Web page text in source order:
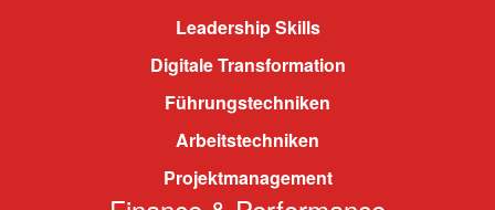
Leadership Skills
Digitale Transformation
Führungstechniken
Arbeitstechniken
Projektmanagement